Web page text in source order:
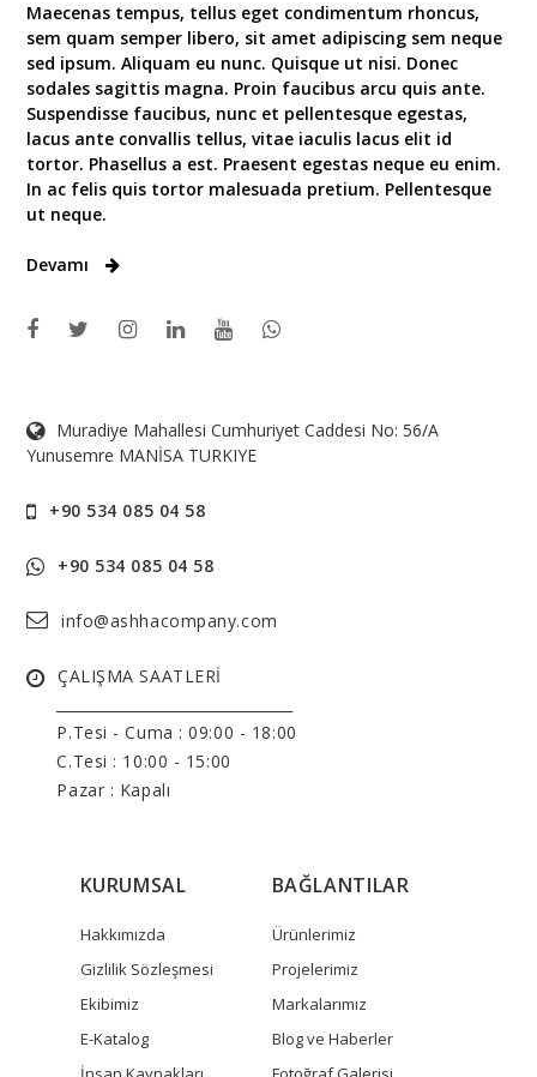
Maecenas tempus, tellus eget condimentum rhoncus,
sem quam semper libero, sit amet adipiscing sem neque
sed ipsum. Aliquam eu nunc. Quisque ut nisi. Donec
sodales sagittis magna. Proin faucibus arcu quis ante.
Suspendisse faucibus, nunc et pellentesque egestas,
lacus ante convallis tellus, vitae iaculis lacus elit id
tortor. Phasellus a est. Praesent egestas neque eu enim.
In ac felis quis tortor malesuada pretium. Pellentesque
ut neque.
Devamı
Muradiye Mahallesi Cumhuriyet Caddesi No: 56/A
Yunusemre MANİSA TURKIYE
+90 534 085 04 58
+90 534 085 04 58
info@ashhacompany.com
ÇALIŞMA SAATLERİ
P.Tesi - Cuma : 09:00 - 18:00
C.Tesi : 10:00 - 15:00
Pazar : Kapalı
KURUMSAL
Hakkımızda
Gizlilik Sözleşmesi
Ekibimiz
E-Katalog
BAĞLANTILAR
Ürünlerimiz
Projelerimiz
Markalarımız
Blog ve Haberler